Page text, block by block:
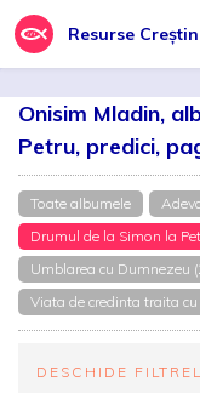
Resurse
Onisim Mladin,
Petru, predici,
Toate albumele
Drumul de la Simon la
Umblarea cu Dumnezeu
Viata de credinta traita
DESCHIDE